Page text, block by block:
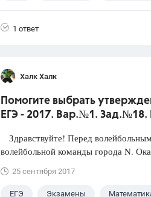
1 ответ
Халк Халк
Помогите выбрать
ЕГЭ - 2017. Вар.№1.
Здравствуйте! Перед
волейбольной команды города N.
25 сентября 2017
ЕГЭ Экзамены